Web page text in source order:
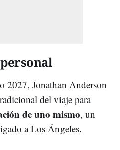
2027, Jonathan Anderson
del viaje para
de uno mismo, un
a Los Ángeles.